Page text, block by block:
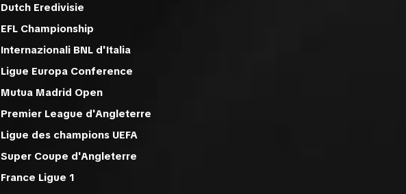
Dutch Eredivisie
EFL Championship
Internazionali BNL d'Italia
Ligue Europa Conference
Mutua Madrid Open
Premier League d'Angleterre
Ligue des champions UEFA
Super Coupe d'Angleterre
France Ligue 1